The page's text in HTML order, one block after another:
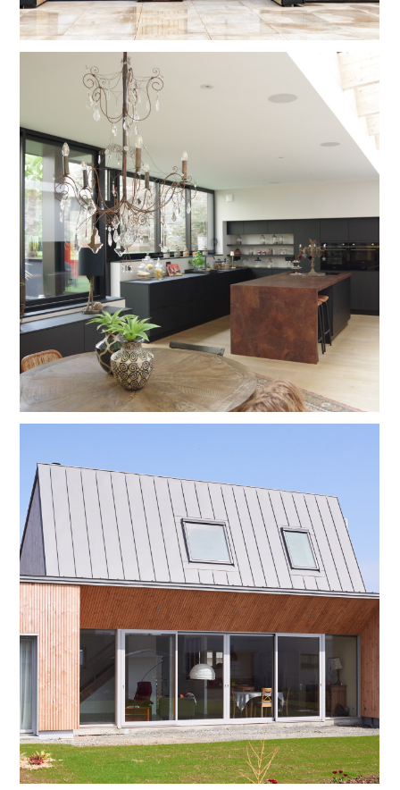
ACCUEIL
À PROPOS
RÉALISATIONS
CONTACT